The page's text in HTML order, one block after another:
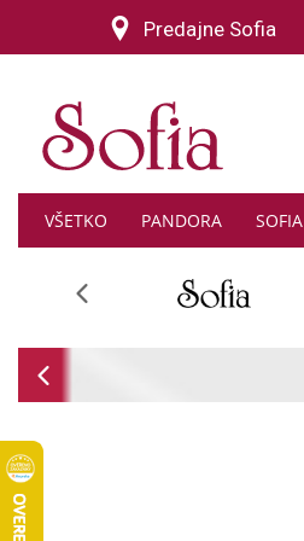
Predajne Sofia
VŠETKO PANDORA SOFIA